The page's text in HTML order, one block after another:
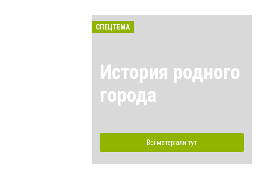
СПЕЦТЕМА
История родного
города
Всі матеріали тут